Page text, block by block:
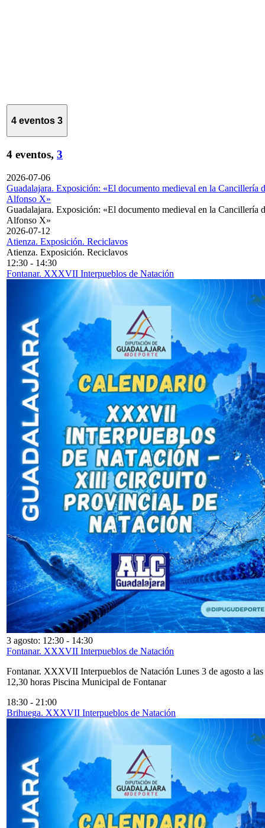
4 eventos 3
4 eventos, 3
2026-07-06
Guadalajara. Exposición: «El documento medieval en la Cancillería
Alfonso X»
Guadalajara. Exposición: «El documento medieval en la Cancillería
Alfonso X»
2026-07-12
Atienza. Exposición. Reciclavos
Atienza. Exposición. Reciclavos
12:30 - 14:30
Fontanar. XXXVII Interpueblos de Natación
3 agosto: 12:30 - 14:30
Fontanar. XXXVII Interpueblos de Natación
Fontanar. XXXVII Interpueblos de Natación Lunes 3 de agosto a las
12,30 horas Piscina Municipal de Fontanar
18:30 - 21:00
Brihuega. XXXVII Interpueblos de Natación